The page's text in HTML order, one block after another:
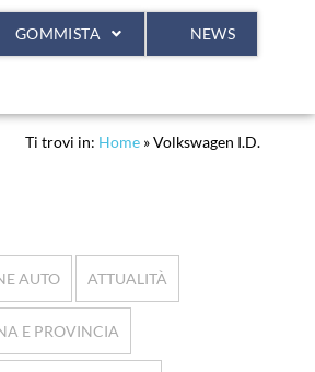
GOMMISTA NEWS
Ti trovi in: Home »Volkswagen I.D.
AUTO ATTUALITÀ
E PROVINCIA